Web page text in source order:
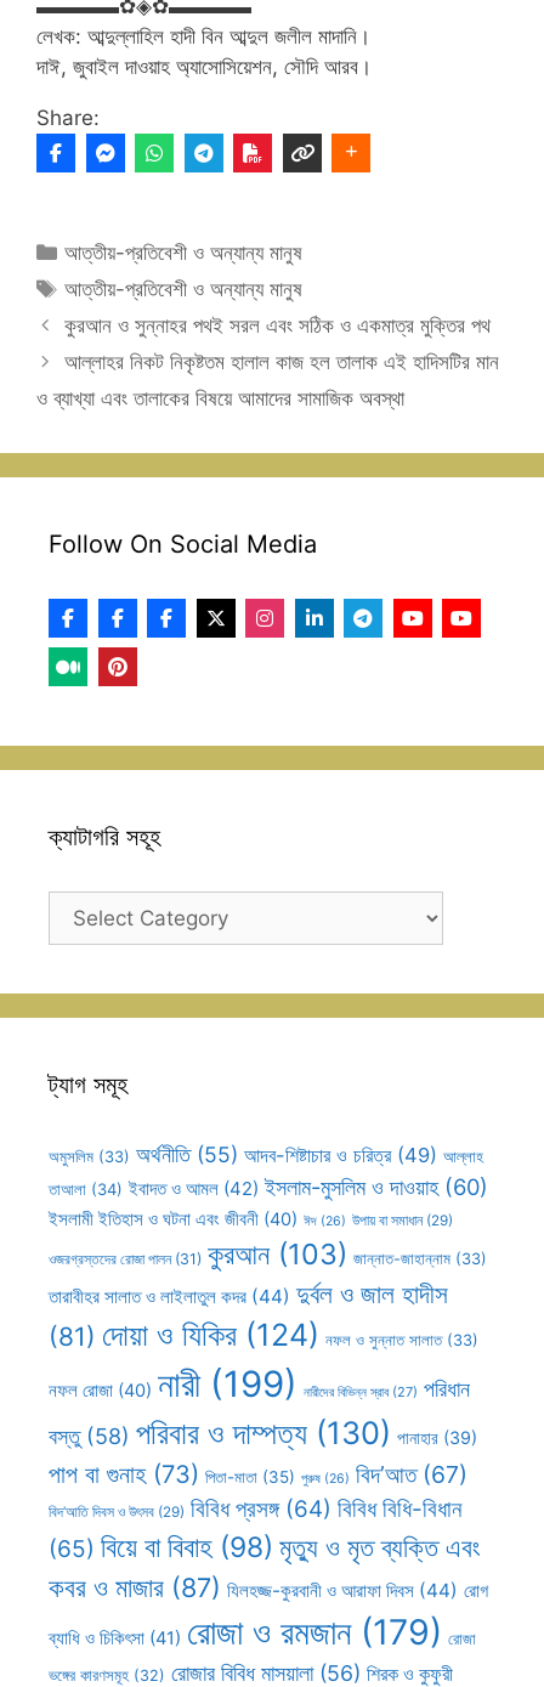
▬▬▬▬✿◈✿▬▬▬▬
লেখক: আব্দুল্লাহিল হাদী বিন আব্দুল জলীল মাদানি।
দাঈ, জুবাইল দাওয়াহ অ্যাসোসিয়েশন, সৌদি আরব।
Share:
Categories
আত্তীয়-প্রতিবেশী ও অন্যান্য মানুষ
Tags
আত্তীয়-প্রতিবেশী ও অন্যান্য মানুষ
কুরআন ও সুন্নাহর পথই সরল এবং সঠিক ও একমাত্র মুক্তির পথ
আল্লাহর নিকট নিকৃষ্টতম হালাল কাজ হল তালাক এই হাদিসটির মান
ও ব্যাখ্যা এবং তালাকের বিষয়ে আমাদের সামাজিক অবস্থা
Follow On Social Media
ক্যাটাগরি সহূহ
ক্যাটাগরি
ট্যাগ সমূহ
অমুসলিম (33) অর্থনীতি(55) আদব-শিষ্টাচার ও চরিত্র(49) আল্লাহ
তাআলা (34) ইবাদত ও আমল (42) ইসলাম-মুসলিম ও দাওয়াহ(60)
ইসলামী ইতিহাস ও ঘটনা এবং জীবনী (40) ঈদ (26) উপায় বা সমাধান(29)
ওজরগ্রস্তদের রোজা পালন(31) কুরআন(103) জান্নাত-জাহান্নাম (33)
তারাবীহর সালাত ও লাইলাতুল কদর (44) দুর্বল ও জাল হাদীস
(81) দোয়া ও যিকির (124) নফল ও সুন্নাত সালাত(33)
নফল রোজা (40) নারী(199) নারীদের বিভিন্ন স্রাব(27) পরিধান
বস্তু(58) পরিবার ও দাম্পত্য (130) পানাহার (39)
পাপ বা গুনাহ(73) পিতা-মাতা (35) পুরুষ (26) বিদ’আত(67)
বিদ’আতি দিবস ও উৎসব (29) বিবিধ প্রসঙ্গ(64) বিবিধ বিধি-বিধান
(65) বিয়ে বা বিবাহ (98) মৃত্যু ও মৃত ব্যক্তি এবং
কবর ও মাজার (87) যিলহজ্জ-কুরবানী ও আরাফা দিবস (44) রোগ
ব্যাধি ও চিকিৎসা (41) রোজা ও রমজান(179) রোজা
ভঙ্গের কারণসমূহ (32) রোজার বিবিধ মাসয়ালা(56) শিরক ও কুফুরী